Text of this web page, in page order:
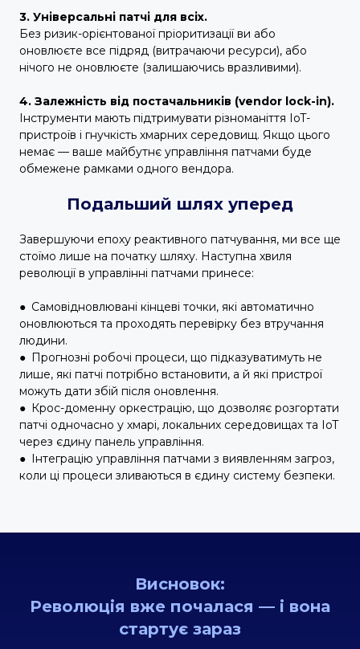
3. Універсальні патчі для всіх.
Без ризик-орієнтованої пріоритизації ви або
оновлюєте все підряд (витрачаючи ресурси), або
нічого не оновлюєте (залишаючись вразливими).
4. Залежність від постачальників (vendor lock-in).
Інструменти мають підтримувати різноманіття IoT-
пристроїв і гнучкість хмарних середовищ. Якщо цього
немає — ваше майбутнє управління патчами буде
обмежене рамками одного вендора.
Подальший шлях уперед
Завершуючи епоху реактивного патчування, ми все ще
стоїмо лише на початку шляху. Наступна хвиля
революції в управлінні патчами принесе:
● Самовідновлювані кінцеві точки, які автоматично
оновлюються та проходять перевірку без втручання
людини.
● Прогнозні робочі процеси, що підказуватимуть не
лише, які патчі потрібно встановити, а й які пристрої
можуть дати збій після оновлення.
● Крос-доменну оркестрацію, що дозволяє розгортати
патчі одночасно у хмарі, локальних середовищах та IoT
через єдину панель управління.
● Інтеграцію управління патчами з виявленням загроз,
коли ці процеси зливаються в єдину систему безпеки.
Висновок:
Революція вже почалася — і вона
стартує зараз